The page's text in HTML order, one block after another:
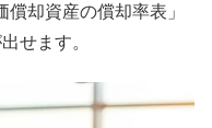
却資産の償却率表」
せます。